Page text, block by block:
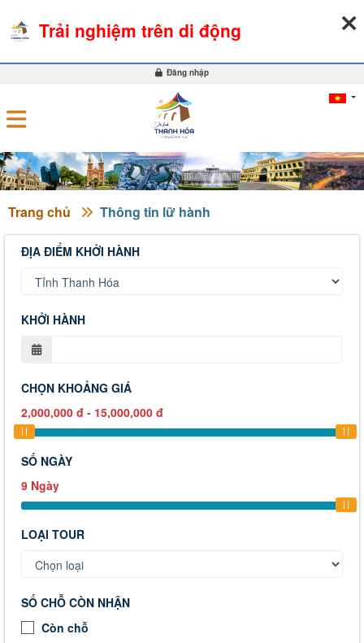
Đăng nhập
Trang chủ Thông tin lữ hành
ĐỊA ĐIỂM KHỞI HÀNH
KHỞI HÀNH
CHỌN KHOẢNG GIÁ
2,000,000 đ - 15,000,000 đ
SỐ NGÀY
9 Ngày
LOẠI TOUR
SỐ CHỖ CÒN NHẬN
Còn chỗ
Trải nghiệm trên di động